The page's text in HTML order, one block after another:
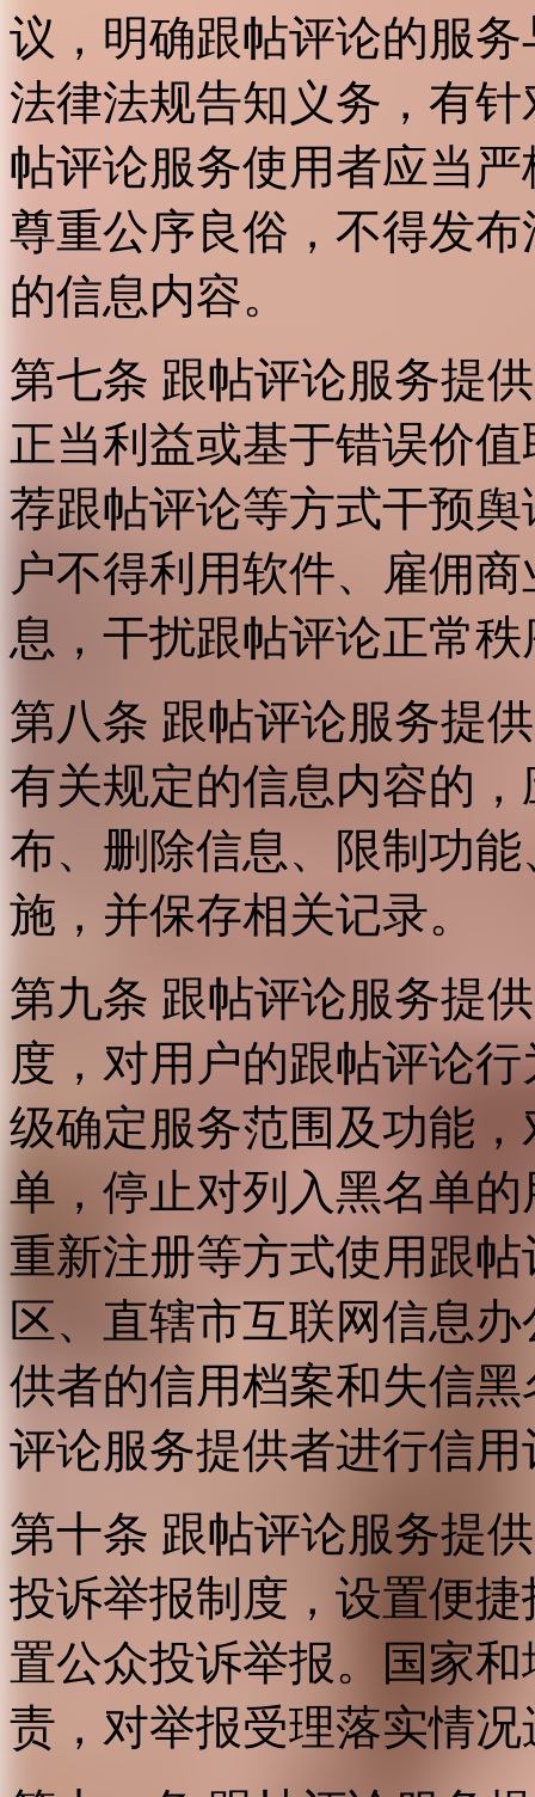
议，明确跟帖评论的服
法律法规告知义务，有
帖评论服务使用者应当
尊重公序良俗，不得发
的信息内容。
第七条 跟帖评论服务提
正当利益或基于错误价
荐跟帖评论等方式干预
户不得利用软件、雇佣
息，干扰跟帖评论正常
第八条 跟帖评论服务提
有关规定的信息内容的
布、删除信息、限制功
施，并保存相关记录。
第九条 跟帖评论服务提
度，对用户的跟帖评论
级确定服务范围及功能
单，停止对列入黑名单
重新注册等方式使用跟
区、直辖市互联网信息
供者的信用档案和失信
评论服务提供者进行信用
第十条 跟帖评论服务提
投诉举报制度，设置便
置公众投诉举报。国家
责，对举报受理落实情